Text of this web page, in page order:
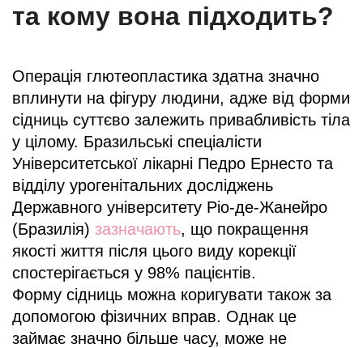
та кому вона підходить?
Операція глютеопластика здатна значно
вплинути на фігуру людини, адже від форми
сідниць суттєво залежить привабливість тіла
у цілому. Бразильські спеціалісти
Університетської лікарні Педро Ернесто та
відділу урогенітальних досліджень
Державного університету Ріо-де-Жанейро
(Бразилія) зазначають, що покращення
якості життя після цього виду корекції
спостерігається у 98% пацієнтів.
Форму сідниць можна коригувати також за
допомогою фізичних вправ. Однак це
займає значно більше часу, може не